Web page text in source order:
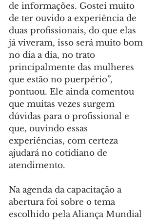
de informações. Gostei muito
de ter ouvido a experiência de
duas profissionais, do que elas
já viveram, isso será muito bom
no dia a dia, no trato
principalmente das mulheres
que estão no puerpério”,
pontuou. Ele ainda comentou
que muitas vezes surgem
dúvidas para o profissional e
que, ouvindo essas
experiências, com certeza
ajudará no cotidiano de
atendimento.
Na agenda da capacitação a
abertura foi sobre o tema
escolhido pela Aliança Mundial